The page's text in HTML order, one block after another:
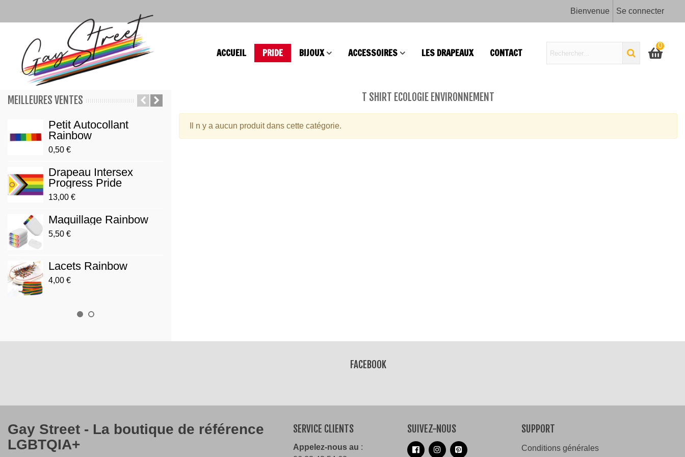
Bienvenue Se connecter
ACCUEIL PRIDE BIJOUX ACCESSOIRES LES DRAPEAUX CONTACT
0
MEILLEURES VENTES
Petit Autocollant
Rainbow
0,50 €
Drapeau Intersex
Progress Pride
13,00 €
Maquillage Rainbow
5,50 €
Lacets Rainbow
4,00 €
Pin's Intersex Progress
Pride
T SHIRT ECOLOGIE ENVIRONNEMENT
Il n y a aucun produit dans cette catégorie.
FACEBOOK
Gay Street - La boutique de référence
LGBTQIA+
SERVICE CLIENTS
Appelez-nous au :
SUIVEZ-NOUS SUPPORT
Conditions générales